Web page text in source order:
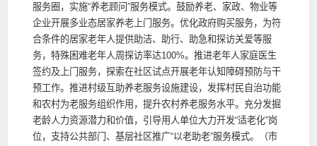
服务圈，实施“养老顾问”服务模式。鼓励养老、家政、物业等
企业开展多业态居家养老上门服务。优化政府购买服务，为符
合条件的居家老年人提供助洁、助行、助急和探访关爱等服
务，特殊困难老年人周探访率达100%。推进老年人家庭医生
签约及上门服务，探索在社区试点开展老年认知障碍预防与干
预工作。推进村级互助养老服务设施建设，发挥村民自治功能
和农村为老服务组织作用，提升农村养老服务水平。充分发掘
老龄人力资源潜力和价值，引导用人单位大力开发“适老化”岗
位，支持公共部门、基层社区推广“以老助老”服务模式。（市